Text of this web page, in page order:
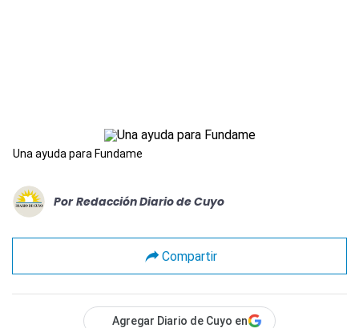
Una ayuda para Fundame
Por Redacción Diario de Cuyo
Compartir
Agregar Diario de Cuyo en